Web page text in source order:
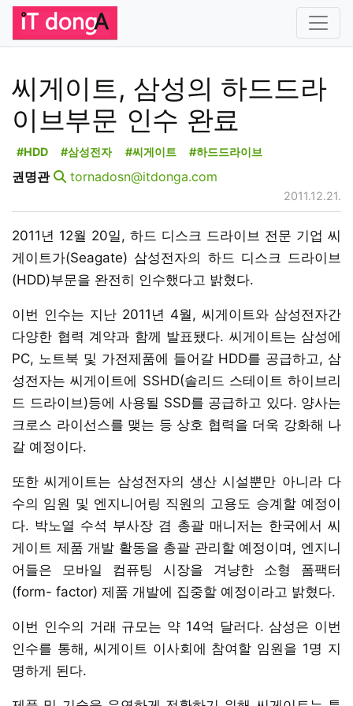
씨게이트, 삼성의 하드드라
이브부문 인수 완료
#HDD #삼성전자 #씨게이트 #하드드라이브
권명관 tornadosn@itdonga.com
2011.12.21.
2011년 12월 20일, 하드 디스크 드라이브 전문 기업 씨
게이트가(Seagate) 삼성전자의 하드 디스크 드라이브
(HDD)부문을 완전히 인수했다고 밝혔다.
이번 인수는 지난 2011년 4월, 씨게이트와 삼성전자간
다양한 협력 계약과 함께 발표됐다. 씨게이트는 삼성에
PC, 노트북 및 가전제품에 들어갈 HDD를 공급하고, 삼
성전자는 씨게이트에 SSHD(솔리드 스테이트 하이브리
드 드라이브)등에 사용될 SSD를 공급하고 있다. 양사는
크로스 라이선스를 맺는 등 상호 협력을 더욱 강화해 나
갈 예정이다.
또한 씨게이트는 삼성전자의 생산 시설뿐만 아니라 다
수의 임원 및 엔지니어링 직원의 고용도 승계할 예정이
다. 박노열 수석 부사장 겸 총괄 매니저는 한국에서 씨
게이트 제품 개발 활동을 총괄 관리할 예정이며, 엔지니
어들은 모바일 컴퓨팅 시장을 겨냥한 소형 폼팩터
(form- factor) 제품 개발에 집중할 예정이라고 밝혔다.
이번 인수의 거래 규모는 약 14억 달러다. 삼성은 이번
인수를 통해, 씨게이트 이사회에 참여할 임원을 1명 지
명하게 된다.